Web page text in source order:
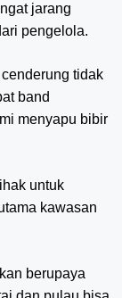
jarang
pengelola.
tidak
band
menyapu bibir
untuk
kawasan
berupaya